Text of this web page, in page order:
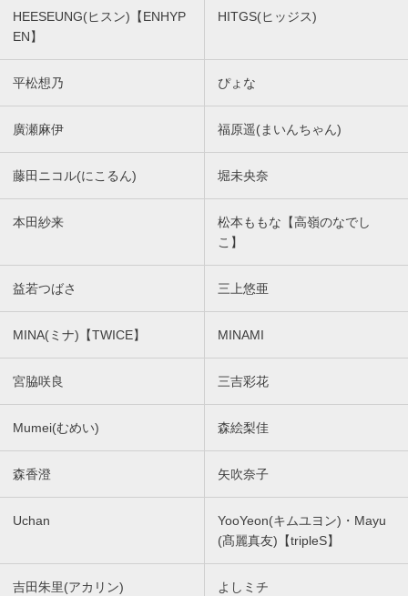
HEESEUNG(ヒスン)【ENHYP
EN】
HITGS(ヒッジス)
平松想乃 ぴょな
廣瀬麻伊 福原遥(まいんちゃん)
藤田ニコル(にこるん) 堀未央奈
本田紗来
松本ももな【高嶺のなでし
こ】
益若つばさ 三上悠亜
MINA(ミナ)【TWICE】 MINAMI
宮脇咲良 三吉彩花
Mumei(むめい) 森絵梨佳
森香澄 矢吹奈子
Uchan
YooYeon(キムユヨン)・Mayu
(髙麗真友)【tripleS】
吉田朱里(アカリン) よしミチ